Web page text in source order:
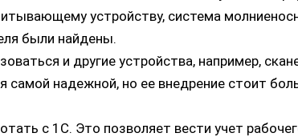
устройству, система
были найдены.
и другие устройства, например,
надежной, но ее внедрение стоит
с 1С. Это позволяет вести учет